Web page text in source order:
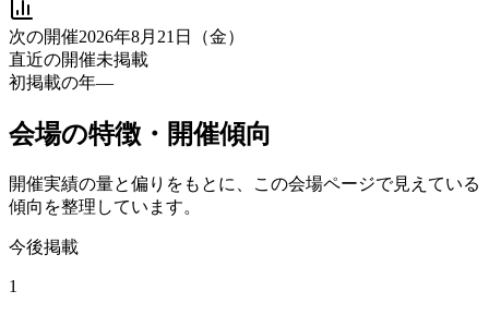
次の開催2026年8月21日（金）
直近の開催未掲載
初掲載の年—
会場の特徴・開催傾向
開催実績の量と偏りをもとに、この会場ページで見えている
傾向を整理しています。
今後掲載
1